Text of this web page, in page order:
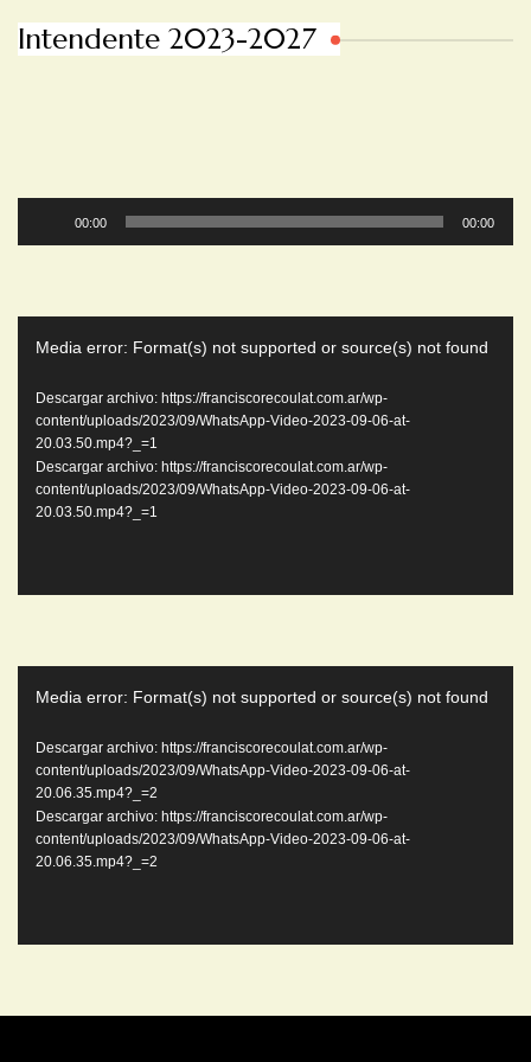
Intendente 2023-2027
Reproductor
de
00:00 00:00
video
Media error: Format(s) not supported or source(s) not found
Descargar archivo: https://franciscorecoulat.com.ar/wp-
content/uploads/2023/09/WhatsApp-Video-2023-09-06-at-
20.03.50.mp4?_=1
Descargar archivo: https://franciscorecoulat.com.ar/wp-
content/uploads/2023/09/WhatsApp-Video-2023-09-06-at-
20.03.50.mp4?_=1
video
Media error: Format(s) not supported or source(s) not found
Descargar archivo: https://franciscorecoulat.com.ar/wp-
content/uploads/2023/09/WhatsApp-Video-2023-09-06-at-
20.06.35.mp4?_=2
Descargar archivo: https://franciscorecoulat.com.ar/wp-
content/uploads/2023/09/WhatsApp-Video-2023-09-06-at-
20.06.35.mp4?_=2